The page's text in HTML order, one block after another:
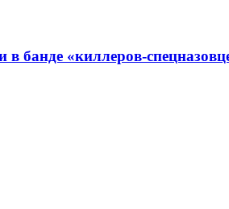
банде «киллеров-